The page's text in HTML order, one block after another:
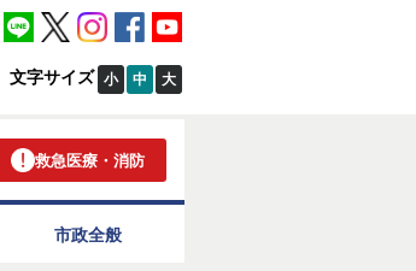
文字サイズ 小 中 大
救急医療・消防
市政全般